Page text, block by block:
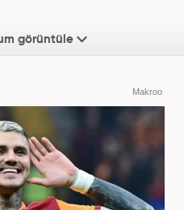
görüntüle
Makroo